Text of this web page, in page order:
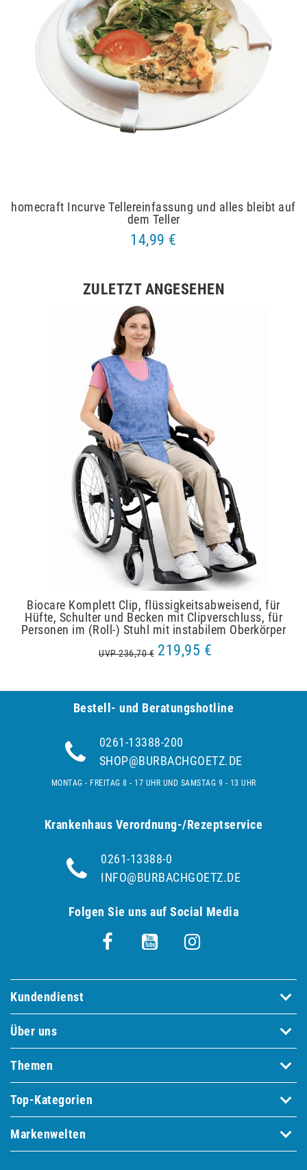
homecraft Incurve Tellereinfassung und alles bleibt auf
dem Teller
14,99 €
ZULETZT ANGESEHEN
Biocare Komplett Clip, flüssigkeitsabweisend, für
Hüfte, Schulter und Becken mit Clipverschluss, für
Personen im (Roll-) Stuhl mit instabilem Oberkörper
UVP 236,70 € 219,95 €
Bestell- und Be­ra­tungs­hot­line
0261-13388-200
SHOP@BURBACHGOETZ.DE
MONTAG - FREITAG 8 - 17 UHR UND SAMSTAG 9 - 13 UHR
Krankenhaus Verordnung-/Rezeptservice
0261-13388-0
INFO@BURBACHGOETZ.DE
Folgen Sie uns auf Social Media
Kundendienst
Über uns
Themen
Top-Kategorien
Markenwelten